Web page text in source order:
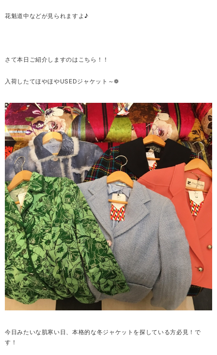
花魁道中などが見られますよ♪
さて本日ご紹介しますのはこちら！！
入荷したてほやほやUSEDジャケット～❁
今日みたいな肌寒い日、本格的な冬ジャケットを探している方必見！で
す！